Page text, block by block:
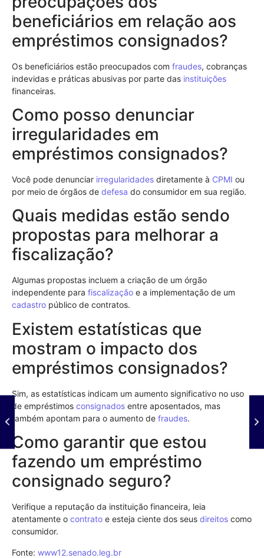
beneficiários em relação aos
empréstimos consignados?
Os beneficiários estão preocupados com fraudes, cobranças
indevidas e práticas abusivas por parte das instituições
financeiras.
Como posso denunciar
irregularidades em
empréstimos consignados?
Você pode denunciar irregularidades diretamente à CPMI ou
por meio de órgãos de defesa do consumidor em sua região.
Quais medidas estão sendo
propostas para melhorar a
fiscalização?
Algumas propostas incluem a criação de um órgão
independente para fiscalização e a implementação de um
cadastro público de contratos.
Existem estatísticas que
mostram o impacto dos
empréstimos consignados?
Sim, as estatísticas indicam um aumento significativo no uso
de empréstimos consignados entre aposentados, mas
também apontam para o aumento de fraudes.
Como garantir que estou
fazendo um empréstimo
consignado seguro?
Verifique a reputação da instituição financeira, leia
atentamente o contrato e esteja ciente dos seus direitos como
consumidor.
Fonte: www12.senado.leg.br